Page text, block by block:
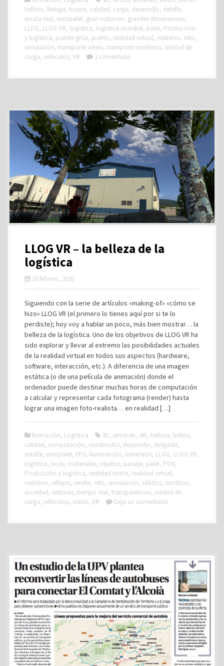
belleza, Beluga, buque, calidad, carga, desarrollo, detalle,
escala real, europalet, gran volumen, grandes dimensiones,
LLOG, LLOG VR, logística, logística mundial, palet, Producción
y logística, puente grúa, puerto, realidad virtual, realismo, reto,
simulación, transporte aéreo, transporte marítimo, unidad de
carga, vehículos, VR 1 comentario
LLOG VR – la belleza de la
logística
18 febrero, 2020
Siguiendo con la serie de artículos «making-of» «cómo se
hizo» LLOG VR (el primero lo tienes aquí por si te lo
perdiste); hoy voy a hablar un poco, más bien mostrar… la
belleza de la logística. Uno de los objetivos de LLOG VR ha
sido explorar y llevar al extremo las posibilidades actuales
de la realidad virtual en todos sus aspectos (hardware,
software, interacción, etc.). A diferencia de una imagen
estática (o de una película de animación) donde el
ordenador puede destinar muchas horas de computación
a calcular y representar cada fotograma (render) hasta
lograr una imagen foto-realista… en realidad […]
formación, Logística 3D, almacén, AR, belleza, brillos,
calidad, computación, constructor, desarrollo, desgaste,
detalle, europalet, FPS, iluminación, inmersión, LLOG, LLOG VR,
logística, luces, materiales, objetos, paisaje, palet, POV,
Producción y logística, realidad mixta, realidad virtual,
realismo, reflejos, render, reto, simulación, sólidos, sombras,
suciedad, texturas, tiempo real, transparencias, unidad de
carga, vehículos, visión, VR Deja un comentario